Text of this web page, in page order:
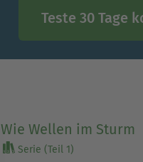
Teste 30 Tage
Wie Wellen im Sturm
Serie (Teil 1)